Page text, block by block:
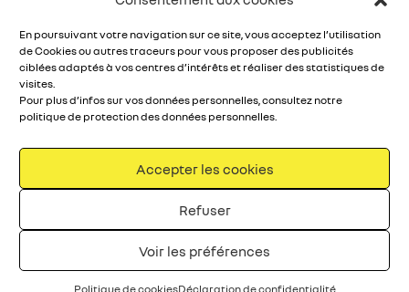
En poursuivant votre navigation sur ce site, vous acceptez l’utilisation
de Cookies ou autres traceurs pour vous proposer des publicités
ciblées adaptés à vos centres d’intérêts et réaliser des statistiques de
visites.
Pour plus d’infos sur vos données personnelles, consultez notre
politique de protection des données personnelles.
Accepter les cookies
Refuser
Voir les préférences
Politique de cookiesDéclaration de confidentialité
Essayer ma future Renault
Centre de Relation Clients
Du lundi au Vendredi :8h00 – 18h00
Le Samedi :
Contactez-nous
© 2026 – Renault Rousseau Automobile | Rousseau
Automobile
Informations légales|Données personnelles